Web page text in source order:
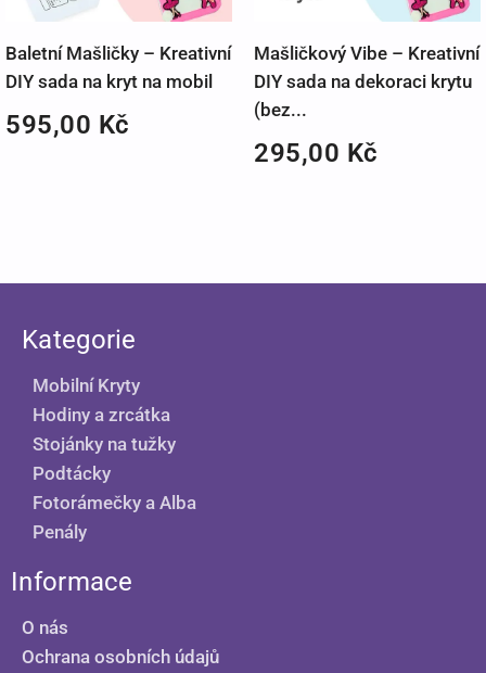
Baletní Mašličky – Kreativní
DIY sada na kryt na mobil
595,00 Kč
Mašličkový Vibe – Kreativní
DIY sada na dekoraci krytu
(bez...
295,00 Kč
Kategorie
Mobilní Kryty
Hodiny a zrcátka
Stojánky na tužky
Podtácky
Fotorámečky a Alba
Penály
Informace
O nás
Ochrana osobních údajů